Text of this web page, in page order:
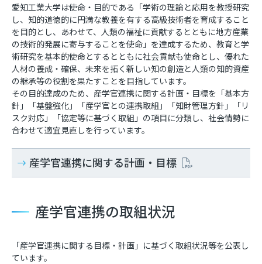
愛知工業大学は使命・目的である「学術の理論と応用を教授研究
し、知的道徳的に円満な教養を有する高級技術者を育成すること
を目的とし、あわせて、人類の福祉に貢献するとともに地方産業
の技術的発展に寄与することを使命」を達成するため、教育と学
術研究を基本的使命とするとともに社会貢献も使命とし、優れた
人材の養成・確保、未来を拓く新しい知の創造と人類の知的資産
の継承等の役割を果たすことを目指しています。
その目的達成のため、産学官連携に関する計画・目標を「基本方
針」「基盤強化」「産学官との連携取組」「知財管理方針」「リ
スク対応」「協定等に基づく取組」の項目に分類し、社会情勢に
合わせて適宜見直しを行っています。
産学官連携に関する計画・目標
産学官連携の取組状況
「産学官連携に関する目標・計画」に基づく取組状況等を公表し
ています。